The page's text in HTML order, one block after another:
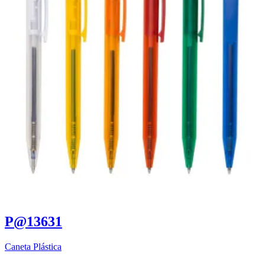
P@13631
Caneta Plástica